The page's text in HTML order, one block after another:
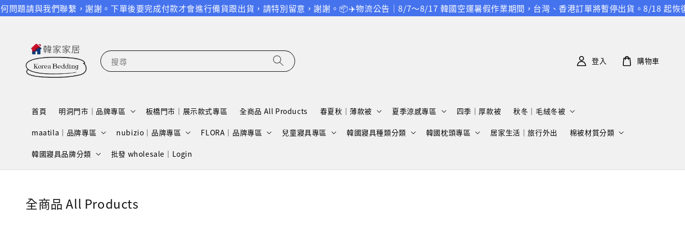
我們聯繫，謝謝。 下單後要完成付款才會進行備貨跟出貨，請特別留意，謝謝。 📦✈️物流公告｜8/7～8/17 韓國空運暑假作業期間，台灣、香港訂單將暫停出貨。8/18 起恢復正常
搜尋
首頁 明洞門市｜品牌專區 板橋門市｜展示款式專區 全商品 All Products 春夏秋｜薄款被 夏季涼感專區 四季｜厚款被 秋冬｜毛絨冬被
maatila｜品牌專區 nubizio｜品牌專區 FLORA｜品牌專區 兒童寢具專區 韓國寢具種類分類 韓國枕頭專區 居家生活｜旅行外出 棉被材質分類
韓國寢具品牌分類 批發 wholesale｜Login
登入 購物車
全商品 All Products